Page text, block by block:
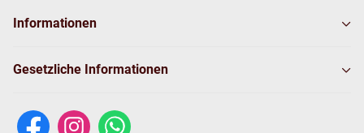
Informationen
Gesetzliche Informationen